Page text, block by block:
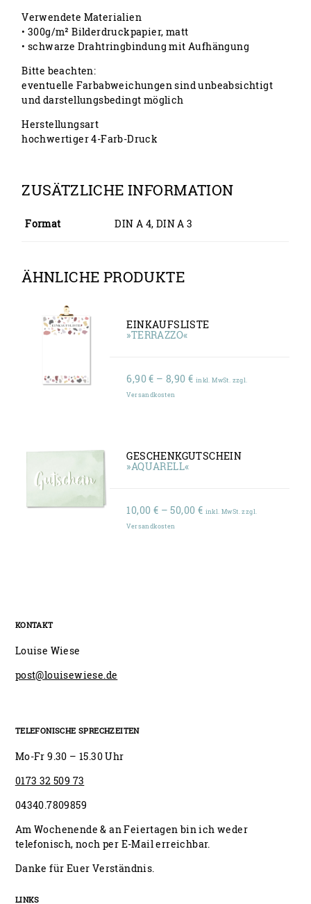
Verwendete Materialien
• 300g/m² Bilderdruckpapier, matt
• schwarze Drahtringbindung mit Aufhängung
Bitte beachten:
eventuelle Farbabweichungen sind unbeabsichtigt
und darstellungsbedingt möglich
Herstellungsart
hochwertiger 4-Farb-Druck
ZUSÄTZLICHE INFORMATION
Format DIN A 4, DIN A 3
ÄHNLICHE PRODUKTE
EINKAUFSLISTE
»TERRAZZO«
6,90€ –8,90€Preisspanne:
inkl. MwSt. zzgl.
Versandkosten
GESCHENKGUTSCHEIN
»AQUARELL«
10,00 € –50,00 €Preisspanne:
inkl. MwSt. zzgl.
Versandkosten
KONTAKT
Louise Wiese
post@louisewiese.de
TELEFONISCHE SPRECHZEITEN
Mo-Fr 9.30 – 15.30 Uhr
0173 32 509 73
04340.7809859
Am Wochenende & an Feiertagen bin ich weder
telefonisch, noch per E-Mail erreichbar.
Danke für Euer Verständnis.
LINKS